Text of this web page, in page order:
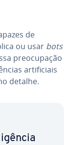
de
ou usar bots
pre­o­cu­pa­ção
ar­ti­fi­ci­ais
detalhe.